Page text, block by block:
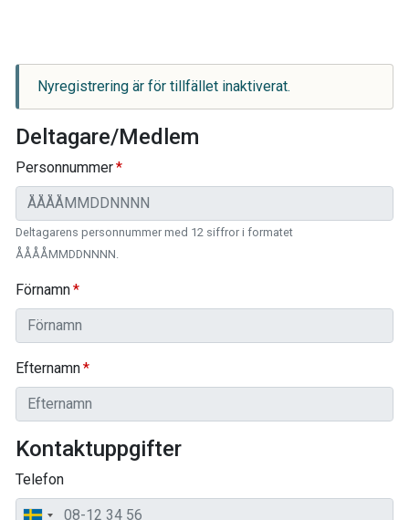
Nyregistrering är för tillfället inaktiverat.
Deltagare/Medlem
Personnummer
Deltagarens personnummer med 12 siffror i formatet
ÅÅÅÅMMDDNNNN.
Förnamn
Efternamn
Kontaktuppgifter
Telefon